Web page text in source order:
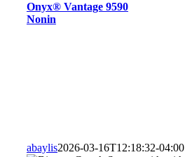
Onyx® Vantage 9590
Nonin
abaylis2026-03-16T12:18:32-04:00